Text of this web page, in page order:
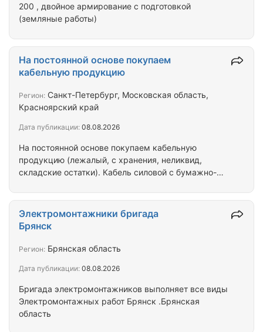
200 , двойное армирование с подготовкой
(земляные работы)
На постоянной основе покупаем кабельную
продукцию (лежалый, с хранения, неликвид,
складские остатки). Кабель силовой с бумажно-
изоляцией (ВВГ, ВВГнг, ВВГнг-LS, ВБбШв, ВБбШвнг,
ВБбШвнг-LS, АВВГ, АВБбШв и др.) Контрольный
кабель (КВВГ, КВВГнг, КВВГнг-LS, КВВГЭнг-LS,
КВБбШв, КВБбШвнг, КВБбШвнг-LS, АКВВГ и др.);
КОГРЭШ, КГЭ-ХЛ, НРШМ); Неизолированные
На постоянной основе покупаем
кабельную продукцию
Регион: Санкт-Петербург, Московская область,
Красноярский край
Дата публикации: 08.08.2026
Бригада электромонтажников выполняет все виды
Электромонтажных работ Брянск .Брянская
область
Электромонтажники бригада
Брянск
Регион: Брянская область
Дата публикации: 08.08.2026